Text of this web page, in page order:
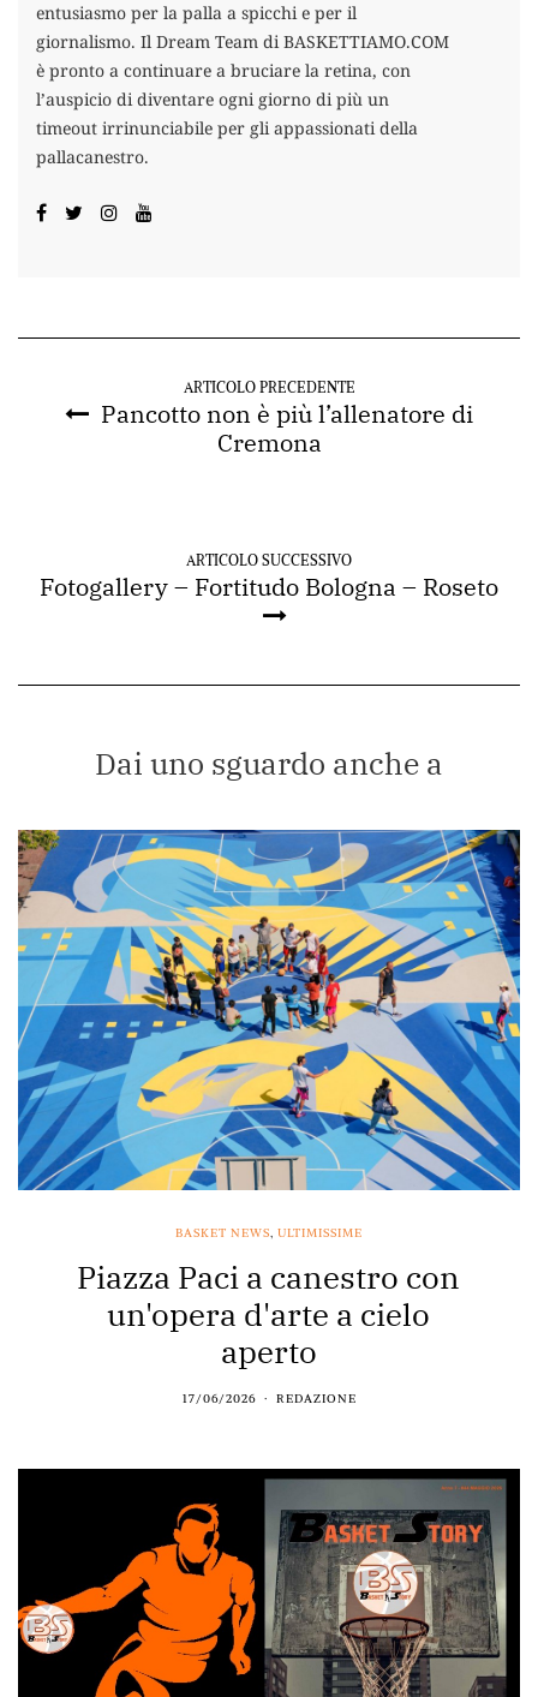
entusiasmo per la palla a spicchi e per il
giornalismo. Il Dream Team di BASKETTIAMO.COM
è pronto a continuare a bruciare la retina, con
l’auspicio di diventare ogni giorno di più un
timeout irrinunciabile per gli appassionati della
pallacanestro.
ARTICOLO PRECEDENTE
Pancotto non è più l’allenatore di
Cremona
ARTICOLO SUCCESSIVO
Fotogallery – Fortitudo Bologna – Roseto
Dai uno sguardo anche a
BASKET NEWS, ULTIMISSIME
Piazza Paci a canestro con
un'opera d'arte a cielo
aperto
17/06/2026 REDAZIONE